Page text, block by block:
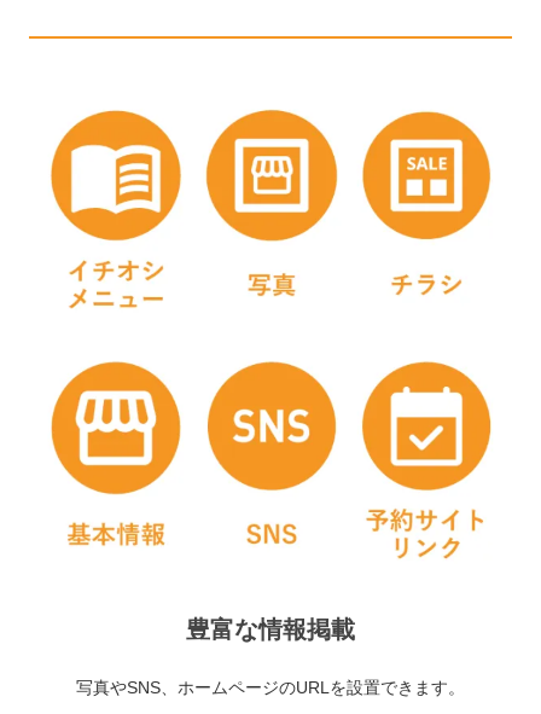
豊富な情報掲載
写真やSNS、ホームページのURLを設置できます。